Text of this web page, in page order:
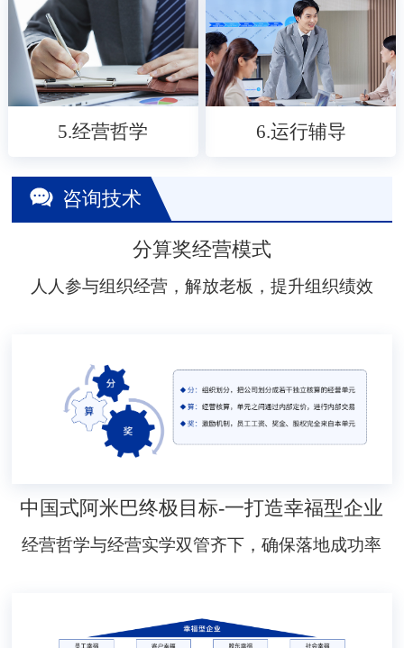
5.经营哲学 6.运行辅导
咨询技术
分算奖经营模式
人人参与组织经营，解放老板，提升组织绩效
中国式阿米巴终极目标-一打造幸福型企业
经营哲学与经营实学双管齐下，确保落地成功率